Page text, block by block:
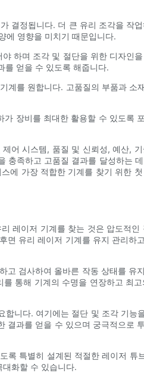
결정됩니다. 더 큰 유리 조각을 작
에 영향을 미치기 때문입니다.
하며 조각 및 절단을 위한 디자인
를 얻을 수 있도록 해줍니다.
계를 원합니다. 고품질의 부품과 소
장비를 최대한 활용할 수 있도록
어 시스템, 품질 및 신뢰성, 예산,
충족하고 고품질 결과를 달성하는
에 가장 적합한 기계를 찾기 위한
레이저 기계를 찾는 것은 압도적인
면 유리 레이저 기계를 유지 관리하
고 검사하여 올바른 작동 상태를 유
통해 기계의 수명을 연장하고 최
니다. 여기에는 절단 및 조각 기능
결과를 얻을 수 있으며 궁극적으로
록 특별히 설계된 적절한 레이저 튜
화할 수 있습니다.